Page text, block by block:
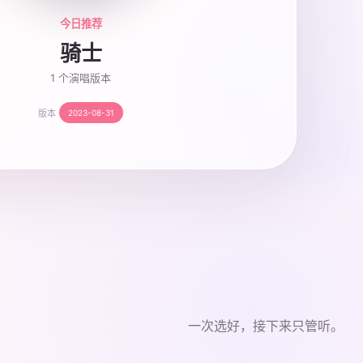
今日推荐
骑士
1 个演唱版本
版本 2023-08-31
一次选好，接下来只管听。